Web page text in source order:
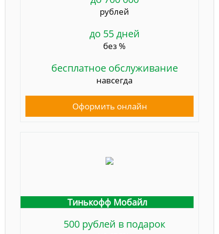
рублей
до 55 дней
без %
бесплатное обслуживание
навсегда
Оформить онлайн
Тинькофф Мобайл
500 рублей в подарок